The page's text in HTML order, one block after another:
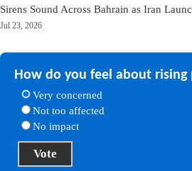
Sirens Sound Across Bahrain as Iran
Jul 23, 2026
How do you feel about rising
Very concerned
Not too affected
No impact